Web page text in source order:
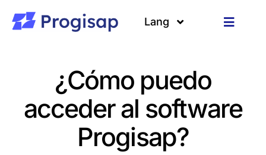
contenu
Toggle
Lang
¿Cómo puedo
acceder al software
Progisap?